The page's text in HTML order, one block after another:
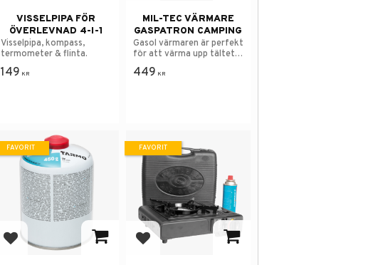
VISSELPIPA FÖR
ÖVERLEVNAD 4-I-1
Visselpipa, kompass,
termometer & flinta.
149 KR
MIL-TEC VÄRMARE
GASPATRON CAMPING
Gasol värmaren är perfekt
för att värma upp tältet
eller husvagn.
449 KR
Lägg till i favoriter
FAVORIT
Lägg till i favoriter
FAVORIT